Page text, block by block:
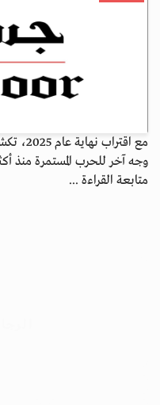
مع
وجه آخر للحرب المستمرة منذ
متابعة القراءة ...